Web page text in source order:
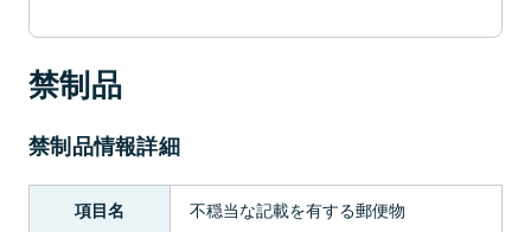
禁制品
禁制品情報詳細
項目名 不穏当な記載を有する郵便物